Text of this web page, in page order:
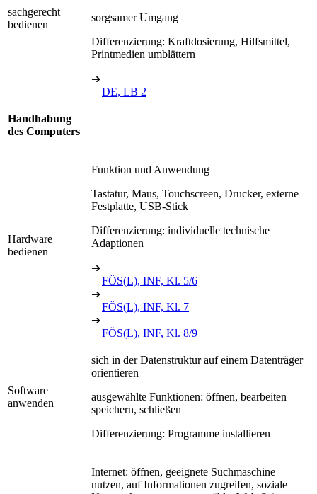
sachgerecht
bedienen
sorgsamer Umgang
Differenzierung: Kraftdosierung, Hilfsmittel,
Printmedien umblättern
➔
DE, LB 2
Handhabung
des Computers
Hardware
bedienen
Funktion und Anwendung
Tastatur, Maus, Touchscreen, Drucker, externe
Festplatte, USB-Stick
Differenzierung: individuelle technische
Adaptionen
➔
FÖS(L), INF, Kl. 5/6
➔
FÖS(L), INF, Kl. 7
➔
FÖS(L), INF, Kl. 8/9
Software
anwenden
sich in der Datenstruktur auf einem Datenträger
orientieren
ausgewählte Funktionen: öffnen, bearbeiten
speichern, schließen
Differenzierung: Programme installieren
Internet: öffnen, geeignete Suchmaschine
nutzen, auf Informationen zugreifen, soziale